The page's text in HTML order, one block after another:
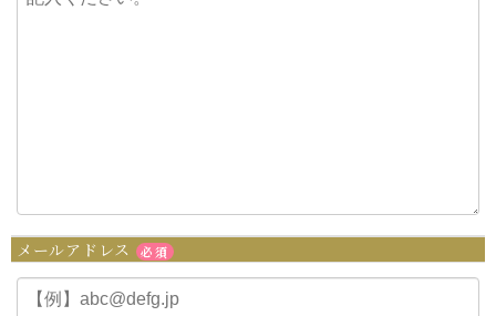
メールアドレス 必須